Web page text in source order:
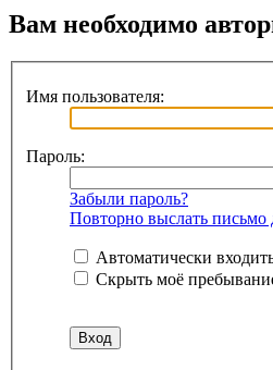
Вам необходимо
Имя пользователя:
Пароль:
Забыли пароль?
Повторно выслать письмо
Автоматически
Скрыть моё